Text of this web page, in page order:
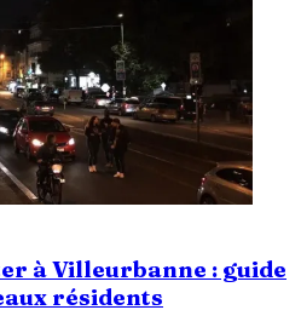
à Villeurbanne : guide
résidents